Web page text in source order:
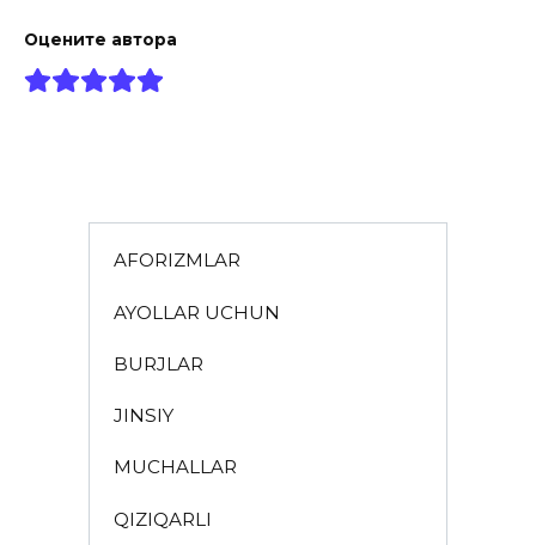
Оцените автора
AFORIZMLAR
AYOLLAR UCHUN
BURJLAR
JINSIY
MUCHALLAR
QIZIQARLI